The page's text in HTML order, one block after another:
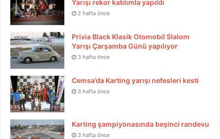
Mercedes Kombos kupasının da yeri ayrıdır.
Cumhuriyet yarışlarında bizlere verilen ve maket
klasik araçlardan yapılmış kupalar da benim için
önemlidir.
Bunların dışında, 2010 sezonunda Golden Tulip
rallasinde yaşadığım aksiliklere rağmen yarışı
tamamlamıştım, fakat 6 dakikalık finiş süresini aşdığım
için derecem sayılmamıştı. Yarış sonrasında bana laik
görülen “Herşeye Rağmen Kupası” beni çok
onurlandırmıştı.
Yarışı rekor katılımla yapıldı
2 hafta önce
Privia Black Klasik Otomobil Slalom
Yarışı Çarşamba Günü yapılıyor
3 hafta önce
Cemsa’da Karting yarışı nefesleri kesti
3 hafta önce
Karting şampiyonasında beşinci randevu
3 hafta önce